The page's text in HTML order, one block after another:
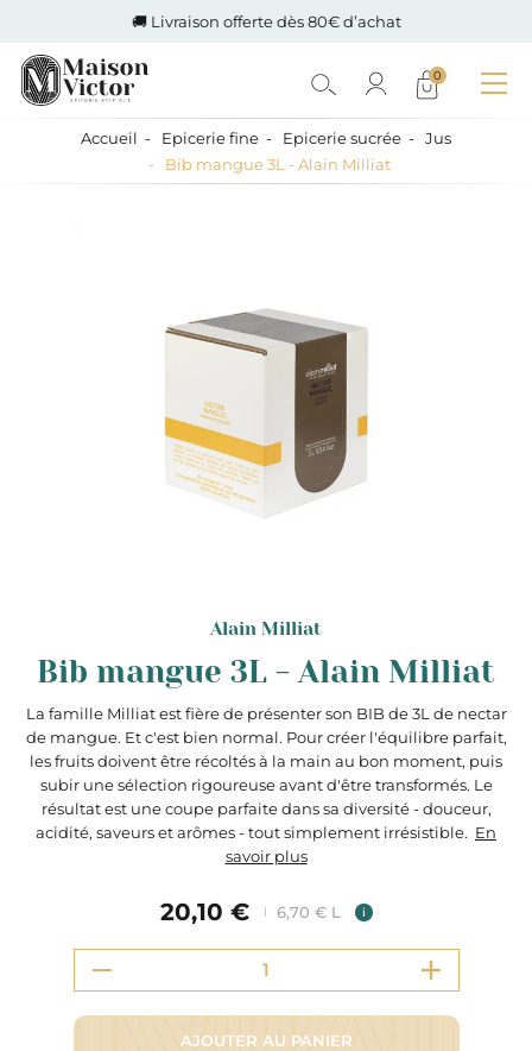
🚚 Livraison offerte dès 80€ d’achat
0
Accueil Epicerie fine Epicerie sucrée
Jus
Bib mangue 3L - Alain Milliat
Alain Milliat
Bib mangue 3L - Alain Milliat
La famille Milliat est fière de présenter son BIB de 3L de nectar
de mangue. Et c'est bien normal. Pour créer l'équilibre parfait,
les fruits doivent être récoltés à la main au bon moment, puis
subir une sélection rigoureuse avant d'être transformés. Le
résultat est une coupe parfaite dans sa diversité - douceur,
acidité, saveurs et arômes - tout simplement irrésistible. En
savoir plus
20,10 € 6,70 € L i
AJOUTER AU PANIER